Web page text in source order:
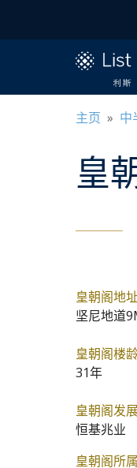
主页 » 中
皇
皇朝阁地
坚尼地道
皇朝阁楼
31年
皇朝阁发
恒基兆业
皇朝阁所